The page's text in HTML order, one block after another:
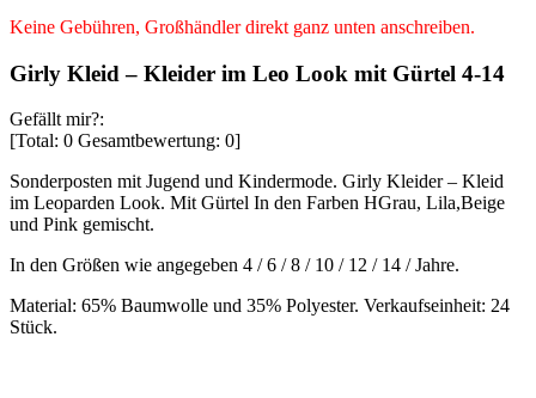
Keine Gebühren, Großhändler direkt ganz unten anschreiben.
Girly Kleid – Kleider im Leo Look mit Gürtel 4-14
Gefällt mir?:
[Total: 0 Gesamtbewertung: 0]
Sonderposten mit Jugend und Kindermode. Girly Kleider – Kleid
im Leoparden Look. Mit Gürtel In den Farben HGrau, Lila,Beige
und Pink gemischt.
In den Größen wie angegeben 4 / 6 / 8 / 10 / 12 / 14 / Jahre.
Material: 65% Baumwolle und 35% Polyester. Verkaufseinheit: 24
Stück.